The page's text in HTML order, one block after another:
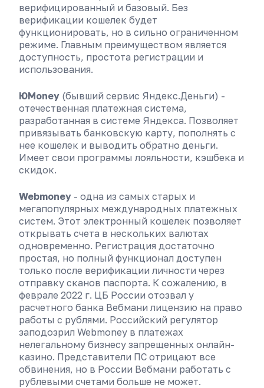
верифицированный и базовый. Без
верификации кошелек будет
функционировать, но в сильно ограниченном
режиме. Главным преимуществом является
доступность, простота регистрации и
использования.
ЮMoney (бывший сервис Яндекс.Деньги) -
отечественная платежная система,
разработанная в системе Яндекса. Позволяет
привязывать банковскую карту, пополнять с
нее кошелек и выводить обратно деньги.
Имеет свои программы лояльности, кэшбека и
скидок.
Webmoney - одна из самых старых и
мегапопулярных международных платежных
систем. Этот электронный кошелек позволяет
открывать счета в нескольких валютах
одновременно. Регистрация достаточно
простая, но полный функционал доступен
только после верификации личности через
отправку сканов паспорта. К сожалению, в
феврале 2022 г. ЦБ России отозвал у
расчетного банка Вебмани лицензию на право
работы с рублями. Российский регулятор
заподозрил Webmoney в платежах
нелегальному бизнесу запрещенных онлайн-
казино. Представители ПС отрицают все
обвинения, но в России Вебмани работать с
рублевыми счетами больше не может.